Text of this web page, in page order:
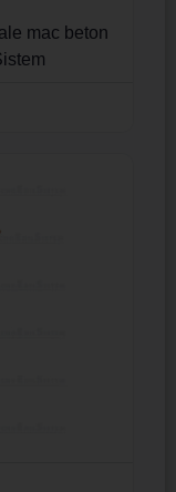
mac beton